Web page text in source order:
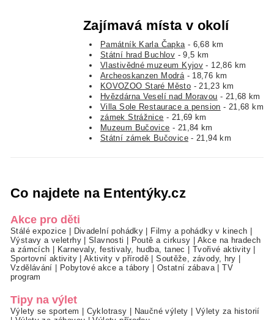
Zajímavá místa v okolí
Památník Karla Čapka - 6,68 km
Státní hrad Buchlov - 9,5 km
Vlastivědné muzeum Kyjov - 12,86 km
Archeoskanzen Modrá - 18,76 km
KOVOZOO Staré Město - 21,23 km
Hvězdárna Veselí nad Moravou - 21,68 km
Villa Sole Restaurace a pension - 21,68 km
zámek Strážnice - 21,69 km
Muzeum Bučovice - 21,84 km
Státní zámek Bučovice- 21,94 km
Co najdete na Ententýky.cz
Akce pro děti
Stálé expozice Divadelní pohádky Filmy a pohádky v kinech
Výstavy a veletrhy|Slavnosti Poutě a cirkusy
Akce na hradech
a zámcích
Karnevaly, festivaly, hudba, tanec Tvořivé aktivity
Sportovní aktivity|Aktivity v přírodě |Soutěže, závody, hry
Vzdělávání
Pobytové akce a tábory Ostatní zábava |TV
program
Tipy na výlet
Výlety se sportem Cyklotrasy Naučné výlety
Výlety za historií